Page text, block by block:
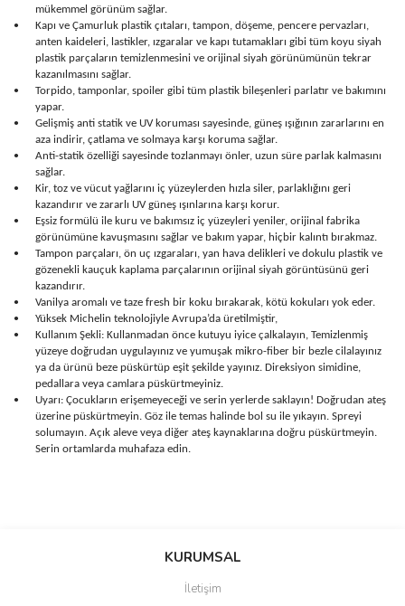
mükemmel görünüm sağlar.
•
Kapı ve Çamurluk plastik çıtaları, tampon, döşeme, pencere pervazları,
anten kaideleri, lastikler, ızgaralar ve kapı tutamakları gibi tüm koyu siyah
plastik parçaların temizlenmesini ve orijinal siyah görünümünün tekrar
kazanılmasını sağlar.
•
Torpido, tamponlar, spoiler gibi tüm plastik bileşenleri parlatır ve bakımını
yapar.
•
Gelişmiş anti statik ve UV koruması sayesinde, güneş ışığının zararlarını en
aza indirir, çatlama ve solmaya karşı koruma sağlar.
•
Anti-statik özelliği sayesinde tozlanmayı önler, uzun süre parlak kalmasını
sağlar.
•
Kir, toz ve vücut yağlarını iç yüzeylerden hızla siler, parlaklığını geri
kazandırır ve zararlı UV güneş ışınlarına karşı korur.
•
Eşsiz formülü ile kuru ve bakımsız iç yüzeyleri yeniler, orijinal fabrika
görünümüne kavuşmasını sağlar ve bakım yapar, hiçbir kalıntı bırakmaz.
•
Tampon parçaları, ön uç ızgaraları, yan hava delikleri ve dokulu plastik ve
gözenekli kauçuk kaplama parçalarının orijinal siyah görüntüsünü geri
kazandırır.
• Vanilya aromalı ve taze fresh bir koku bırakarak, kötü kokuları yok eder.
• Yüksek Michelin teknolojiyle Avrupa’da üretilmiştir,
•
Kullanım Şekli: Kullanmadan önce kutuyu iyice çalkalayın, Temizlenmiş
yüzeye doğrudan uygulayınız ve yumuşak mikro-fiber bir bezle cilalayınız
ya da ürünü beze püskürtüp eşit şekilde yayınız. Direksiyon simidine,
pedallara veya camlara püskürtmeyiniz.
•
Uyarı: Çocukların erişemeyeceği ve serin yerlerde saklayın! Doğrudan ateş
üzerine püskürtmeyin. Göz ile temas halinde bol su ile yıkayın. Spreyi
solumayın. Açık aleve veya diğer ateş kaynaklarına doğru püskürtmeyin.
Serin ortamlarda muhafaza edin.
Bu ürüne ilk yorumu siz yapın!
KURUMSAL
İletişim